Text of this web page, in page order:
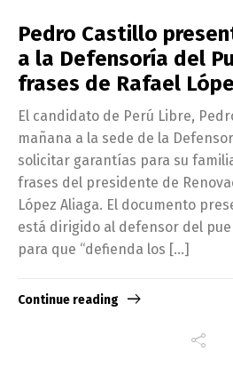
Pedro Castillo
a la Defensoría del
frases de Rafael
El candidato de Perú Libre,
mañana a la sede de la
solicitar garantías para su
frases del presidente de
López Aliaga. El documento
está dirigido al defensor del
para que “defienda los […]
Continue reading